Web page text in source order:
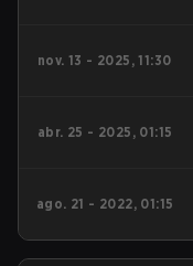
nov. 13 - 2025, 11:30
abr. 25 - 2025, 01:15
ago. 21 - 2022, 01:15